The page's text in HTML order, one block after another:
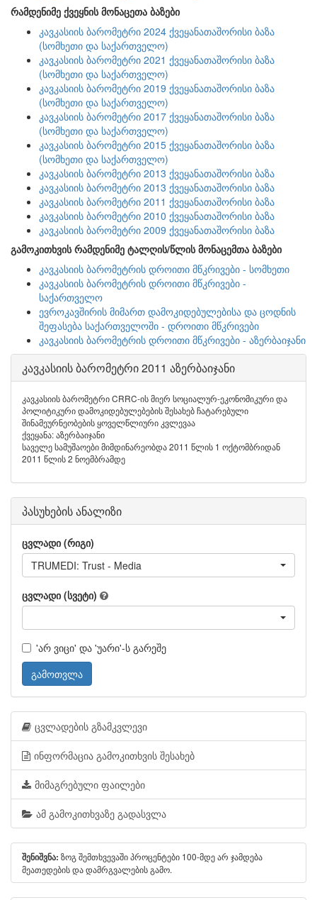
რამდენიმე ქვეყნის მონაცეთა ბაზები
კავკასიის ბარომეტრი 2024 ქვეყანათაშორისი ბაზა
(სომხეთი და საქართველო)
კავკასიის ბარომეტრი 2021 ქვეყანათაშორისი ბაზა
(სომხეთი და საქართველო)
კავკასიის ბარომეტრი 2019 ქვეყანათაშორისი ბაზა
(სომხეთი და საქართველო)
კავკასიის ბარომეტრი 2017 ქვეყანათაშორისი ბაზა
(სომხეთი და საქართველო)
კავკასიის ბარომეტრი 2015 ქვეყანათაშორისი ბაზა
(სომხეთი და საქართველო)
კავკასიის ბარომეტრი 2013 ქვეყანათაშორისი ბაზა
კავკასიის ბარომეტრი 2013 ქვეყანათაშორისი ბაზა
კავკასიის ბარომეტრი 2011 ქვეყანათაშორისი ბაზა
კავკასიის ბარომეტრი 2010 ქვეყანათაშორისი ბაზა
კავკასიის ბარომეტრი 2009 ქვეყანათაშორისი ბაზა
გამოკითხვის რამდენიმე ტალღის/წლის მონაცემთა ბაზები
კავკასიის ბარომეტრის დროითი მწკრივები - სომხეთი
კავკასიის ბარომეტრის დროითი მწკრივები -
საქართველო
ევროკავშირის მიმართ დამოკიდებულებისა და ცოდნის
შეფასება საქართველოში - დროითი მწკრივები
კავკასიის ბარომეტრის დროითი მწკრივები - აზერბაიჯანი
კავკასიის ბარომეტრი 2011 აზერბაიჯანი
კავკასიის ბარომეტრი CRRC-ის მიერ სოციალურ-ეკონომიკური და
პოლიტიკური დამოკიდებულებების შესახებ ჩატარებული
შინამეურნეობების ყოველწლიური კვლევაა
ქვეყანა: აზერბაიჯანი
საველე სამუშაოები მიმდინარეობდა 2011 წლის 1 ოქტომბრიდან
2011 წლის 2 ნოემბრამდე
პასუხების ანალიზი
ცვლადი (რიგი)
TRUMEDI: Trust - Media
ცვლადი (სვეტი)
'არ ვიცი' და 'უარი'-ს გარეშე
გამოთვლა
ცვლადების გზამკვლევი
ინფორმაცია გამოკითხვის შესახებ
მიმაგრებული ფაილები
ამ გამოკითხვაზე გადასვლა
შენიშვნა: ზოგ შემთხვევაში პროცენტები 100-მდე არ ჯამდება
მეათედების და დამრგვალების გამო.